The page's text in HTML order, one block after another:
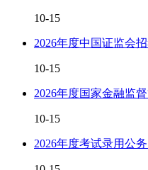
10-15
2026年度中国证监会
10-15
2026年度国家金融监
10-15
2026年度考试录用公